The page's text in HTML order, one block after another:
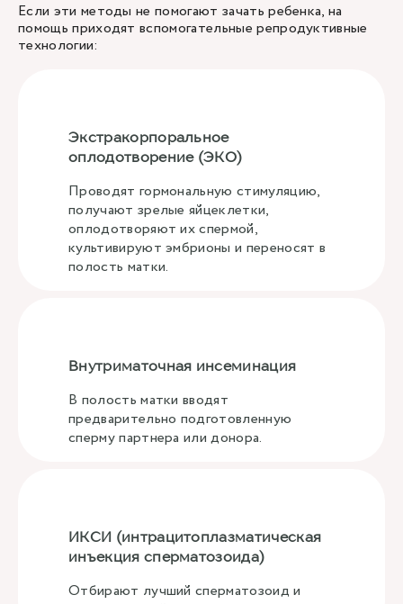
Если эти методы не помогают зачать ребенка, на
помощь приходят вспомогательные репродуктивные
технологии:
Экстракорпоральное
оплодотворение (ЭКО)
Проводят гормональную стимуляцию,
получают зрелые яйцеклетки,
оплодотворяют их спермой,
культивируют эмбрионы и переносят в
полость матки.
Внутриматочная инсеминация
В полость матки вводят
предварительно подготовленную
сперму партнера или донора.
ИКСИ (интрацитоплазматическая
инъекция сперматозоида)
Отбирают лучший сперматозоид и